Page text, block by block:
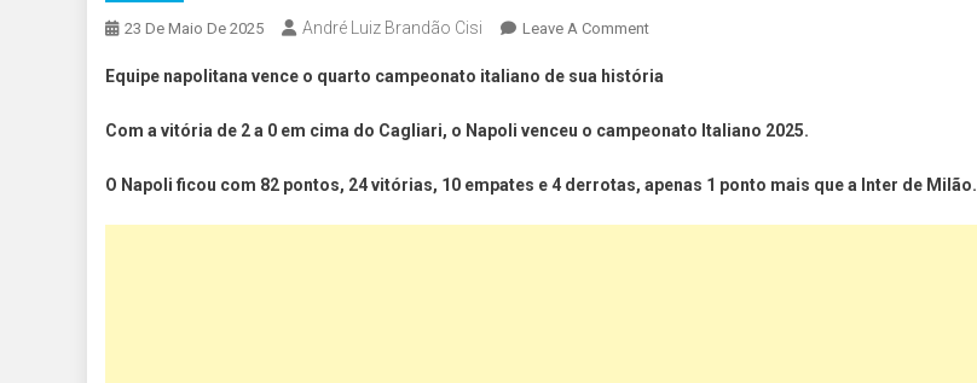
23 De Maio De 2025 André Luiz Brandão Cisi Leave A Comment
Equipe napolitana vence o quarto campeonato italiano de sua história
Com a vitória de 2 a 0 em cima do Cagliari, o Napoli venceu o campeonato Italiano 2025.
O Napoli ficou com 82 pontos, 24 vitórias, 10 empates e 4 derrotas, apenas 1 ponto mais que a Inter de Milão.